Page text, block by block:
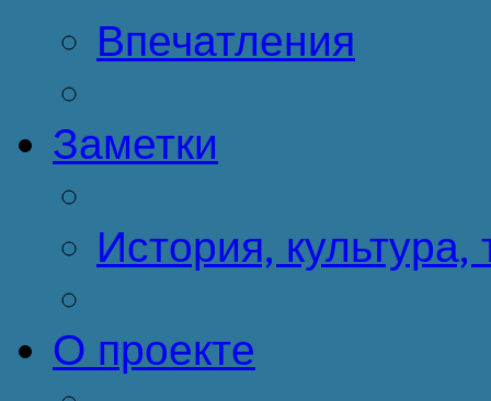
Впечатления
Заметки
История, культура,
О проекте